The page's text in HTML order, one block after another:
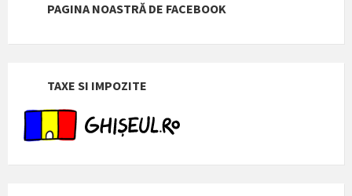
PAGINA NOASTRĂ DE FACEBOOK
TAXE SI IMPOZITE